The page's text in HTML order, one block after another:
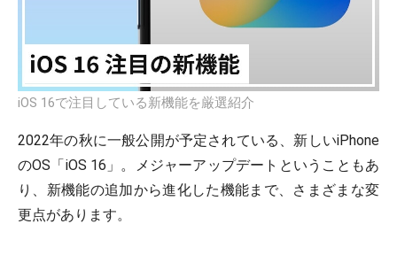
iOS 16で注目している新機能を厳選紹介
2022年の秋に一般公開が予定されている、新しいiPhone
のOS「iOS 16」。メジャーアップデートということもあ
り、新機能の追加から進化した機能まで、さまざまな変
更点があります。